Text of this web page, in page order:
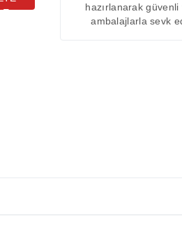
hazırlanarak güvenli
ambalajlarla sevk